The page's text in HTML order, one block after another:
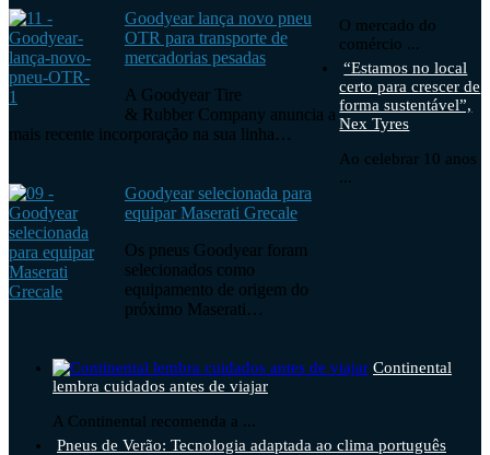
Goodyear lança novo pneu
OTR para transporte de
mercadorias pesadas
A Goodyear Tire
& Rubber Company anuncia a
mais recente incorporação na sua linha…
Goodyear selecionada para
equipar Maserati Grecale
Os pneus Goodyear foram
selecionados como
equipamento de origem do
próximo Maserati…
O mercado do
comércio ...
“Estamos no local
certo para crescer de
forma sustentável”,
Nex Tyres
Ao celebrar 10 anos
...
Continental
lembra cuidados antes de viajar
A Continental recomenda a ...
Pneus de Verão: Tecnologia adaptada ao clima português